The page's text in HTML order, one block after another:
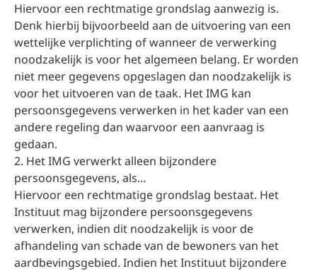
Hiervoor een rechtmatige grondslag aanwezig is.
Denk hierbij bijvoorbeeld aan de uitvoering van een
wettelijke verplichting of wanneer de verwerking
noodzakelijk is voor het algemeen belang. Er worden
niet meer gegevens opgeslagen dan noodzakelijk is
voor het uitvoeren van de taak. Het IMG kan
persoonsgegevens verwerken in het kader van een
andere regeling dan waarvoor een aanvraag is
gedaan.
2. Het IMG verwerkt alleen bijzondere
persoonsgegevens, als...
Hiervoor een rechtmatige grondslag bestaat. Het
Instituut mag bijzondere persoonsgegevens
verwerken, indien dit noodzakelijk is voor de
afhandeling van schade van de bewoners van het
aardbevingsgebied. Indien het Instituut bijzondere